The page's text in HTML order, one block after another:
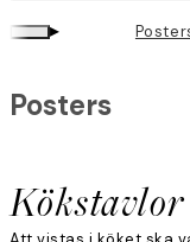
▸
Kökstavlor
Posters